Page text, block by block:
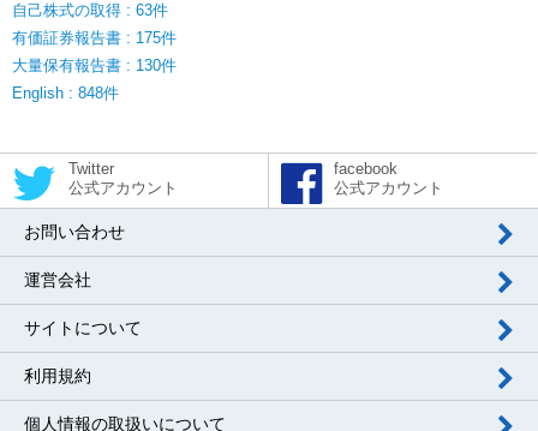
自己株式の取得 : 63件
有価証券報告書 : 175件
大量保有報告書 : 130件
English : 848件
Twitter
公式アカウント
facebook
公式アカウント
お問い合わせ
運営会社
サイトについて
利用規約
個人情報の取扱いについて